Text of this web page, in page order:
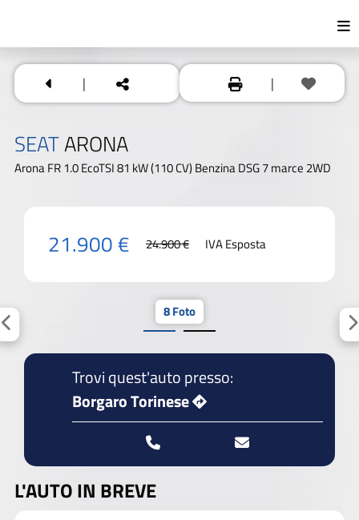
| |
SEATARONA
Arona FR 1.0 EcoTSI 81 kW (110 CV) Benzina DSG 7 marce 2WD
21.900 € 24.900 € IVA Esposta
8 Foto
Trovi quest'auto presso:
Borgaro Torinese
L'AUTO IN BREVE